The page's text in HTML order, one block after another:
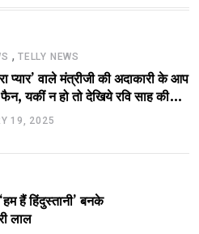
, TELLY NEWS
प्यार’ वाले मंत्रीजी की अदाकारी के आप
फैन, यकीं न हो तो देखिये रवि साह की
19, 2025
हैं हिंदुस्तानी’ बनके
लाल